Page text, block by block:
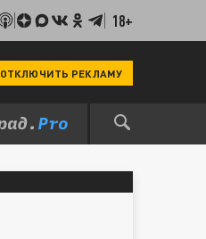
18+
ОТКЛЮЧИТЬ РЕКЛАМУ